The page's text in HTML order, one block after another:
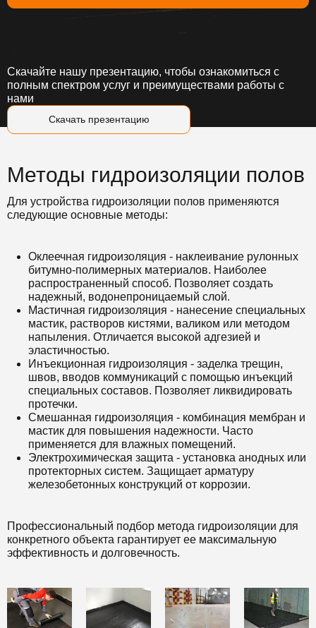
Скачать презентацию
Скачайте нашу презентацию, чтобы ознакомиться с
полным спектром услуг и преимуществами работы с
нами
Методы гидроизоляции полов
Для устройства гидроизоляции полов применяются
следующие основные методы:
Оклеечная гидроизоляция - наклеивание рулонных
битумно-полимерных материалов. Наиболее
распространенный способ. Позволяет создать
надежный, водонепроницаемый слой.
Мастичная гидроизоляция - нанесение специальных
мастик, растворов кистями, валиком или методом
напыления. Отличается высокой адгезией и
эластичностью.
Инъекционная гидроизоляция - заделка трещин,
швов, вводов коммуникаций с помощью инъекций
специальных составов. Позволяет ликвидировать
протечки.
Смешанная гидроизоляция - комбинация мембран и
мастик для повышения надежности. Часто
применяется для влажных помещений.
Электрохимическая защита - установка анодных или
протекторных систем. Защищает арматуру
железобетонных конструкций от коррозии.
Профессиональный подбор метода гидроизоляции для
конкретного объекта гарантирует ее максимальную
эффективность и долговечность.